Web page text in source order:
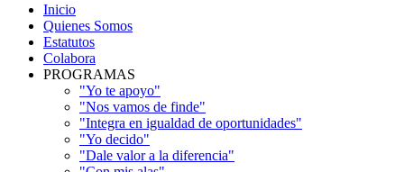
Inicio
Quienes Somos
Estatutos
Colabora
PROGRAMAS
"Yo te apoyo"
"Nos vamos de finde"
"Integra en igualdad de oportunidades"
"Yo decido"
"Dale valor a la diferencia"